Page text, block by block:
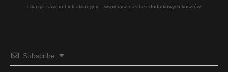
Okazja zawiera Link afiliacyjny – wspierasz nas bez dodatkowych kosztów
Subscribe